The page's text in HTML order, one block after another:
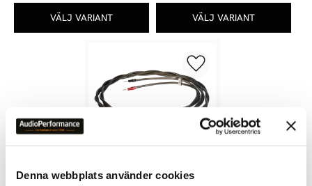
Denna webbplats använder cookies
Lägg till i favoriter